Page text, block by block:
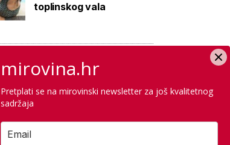
toplinskog vala
mirovina.hr
Pretplati se na mirovinski newsletter za još kvalitetnog
sadržaja